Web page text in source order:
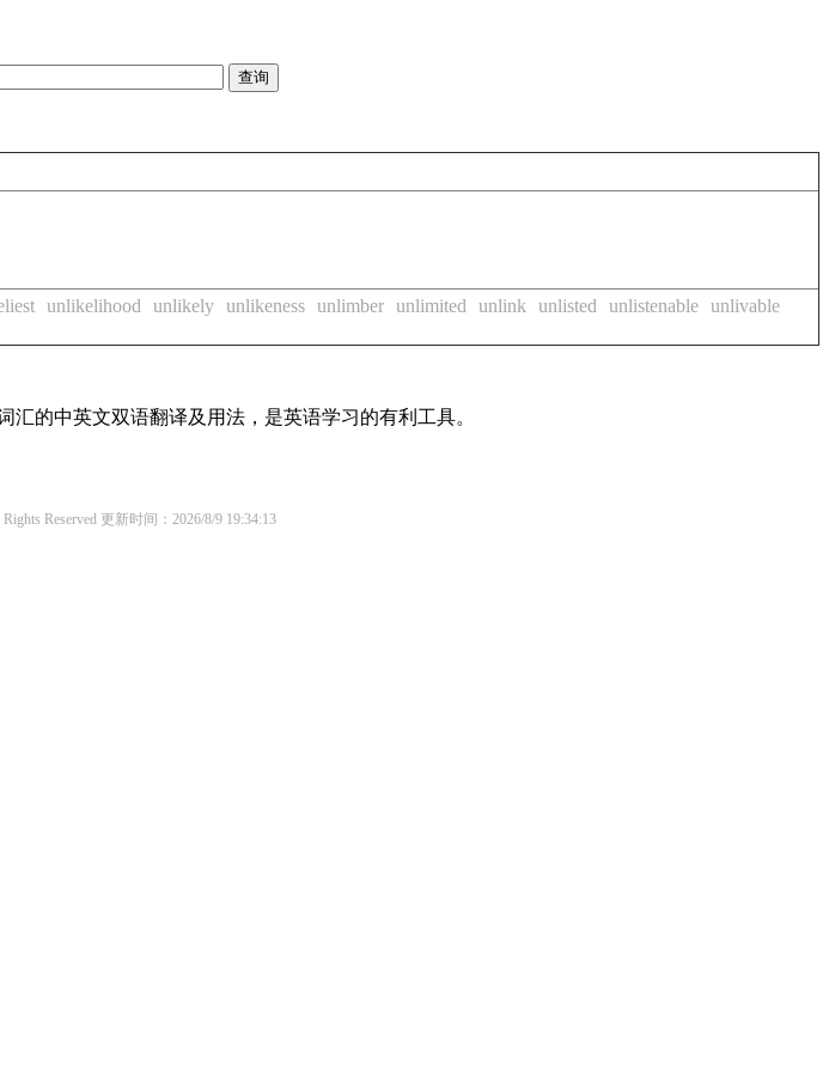
unlikelihood unlikely unlikeness unlimber unlimited unlink unlisted unlistenable unlivable
的中英文双语翻译及用法，是英语学习的有利工具。
Reserved 更新时间：2026/8/9 19:34:13